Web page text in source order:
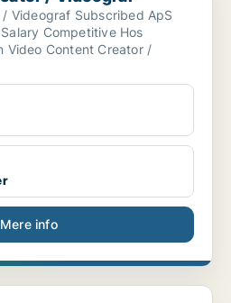
Videograf Subscribed ApS
Video Content Creator /
Mere info